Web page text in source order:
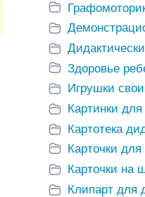
Здоровье
Игрушки
Картинки для
Картотека
Карточки для
Карточки на
Клипарт для